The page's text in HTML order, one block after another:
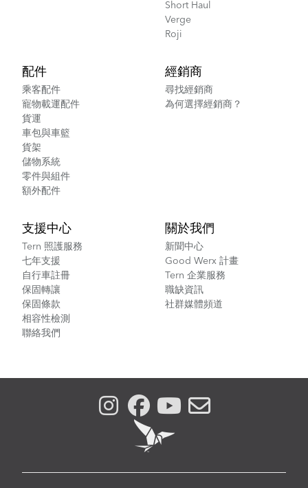
Short Haul
Verge
Roji
配件
乘客配件
寵物載運配件
貨運
車包與車籃
貨架
儲物系統
零件與組件
額外配件
經銷商
尋找經銷商
為何選擇經銷商？
支援中心
Tern 照護服務
七年支援
自行車註冊
保固轉讓
保固條款
相容性檢測
聯絡我們
關於我們
新聞中心
Good Werx 計畫
Tern 企業服務
職缺資訊
社群媒體頻道